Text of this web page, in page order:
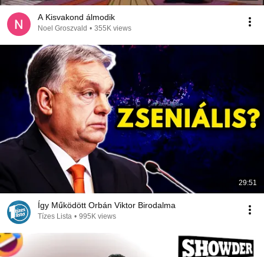
A Kisvakond álmodik
Noel Groszvald • 355K views
29:51
Így Működött Orbán Viktor Birodalma
Tízes Lista • 995K views